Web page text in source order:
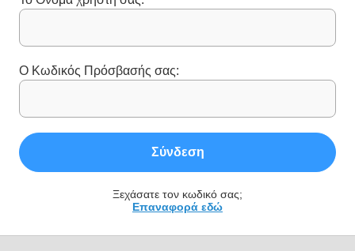
Ο Κωδικός Πρόσβασής σας:
Σύνδεση
Ξεχάσατε τον κωδικό σας;
Επαναφορά εδώ